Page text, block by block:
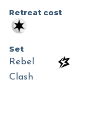
Retreat cost
Set
Rebel
Clash